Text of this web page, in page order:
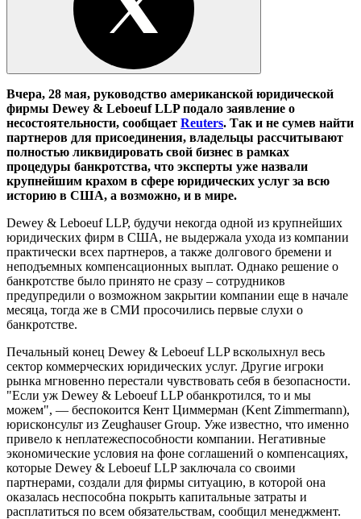
Вчера, 28 мая, руководство американской юридической
фирмы Dewey & Leboeuf LLP подало заявление о
несостоятельности, сообщает Reuters. Так и не сумев найти
партнеров для присоединения, владельцы рассчитывают
полностью ликвидировать свой бизнес в рамках
процедуры банкротства, что эксперты уже назвали
крупнейшим крахом в сфере юридических услуг за всю
историю в США, а возможно, и в мире.
Dewey & Leboeuf LLP, будучи некогда одной из крупнейших
юридических фирм в США, не выдержала ухода из компании
практически всех партнеров, а также долгового бремени и
неподъемных компенсационных выплат. Однако решение о
банкротстве было принято не сразу – сотрудников
предупредили о возможном закрытии компании еще в начале
месяца, тогда же в СМИ просочились первые слухи о
банкротстве.
Печальный конец Dewey & Leboeuf LLP всколыхнул весь
сектор коммерческих юридических услуг. Другие игроки
рынка мгновенно перестали чувствовать себя в безопасности.
"Если уж Dewey & Leboeuf LLP обанкротился, то и мы
можем", — беспокоится Кент Циммерман (Kent Zimmermann),
юрисконсульт из Zeughauser Group. Уже известно, что именно
привело к неплатежеспособности компании. Негативные
экономические условия на фоне соглашений о компенсациях,
которые Dewey & Leboeuf LLP заключала со своими
партнерами, создали для фирмы ситуацию, в которой она
оказалась неспособна покрыть капитальные затраты и
расплатиться по всем обязательствам, сообщил менеджмент.